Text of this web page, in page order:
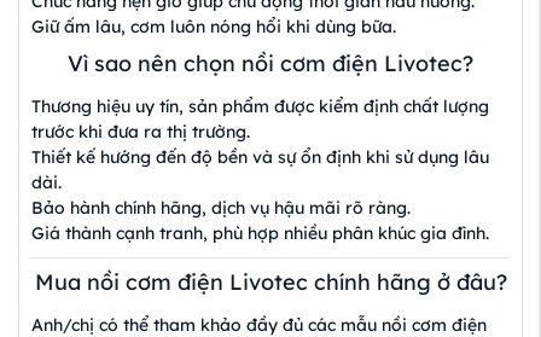
Giữ ấm lâu, cơm luôn nóng hổi khi dùng bữa.
Vì sao nên chọn nồi cơm điện Livotec?
Thương hiệu uy tín, sản phẩm được kiểm định chất lượng
trước khi đưa ra thị trường.
Thiết kế hướng đến độ bền và sự ổn định khi sử dụng lâu
dài.
Bảo hành chính hãng, dịch vụ hậu mãi rõ ràng.
Giá thành cạnh tranh, phù hợp nhiều phân khúc gia đình.
Mua nồi cơm điện Livotec chính hãng ở đâu?
Anh/chị có thể tham khảo đầy đủ các mẫu nồi cơm điện